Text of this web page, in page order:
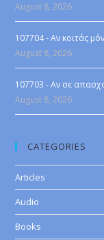
August 8, 2026
107704 - Αν κοιτάς
August 8, 2026
107703 - Αν σε
August 8, 2026
CATEGORIES
Articles
Audio
Books